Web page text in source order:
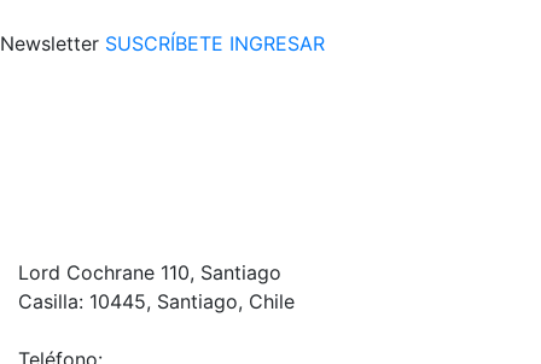
Newsletter SUSCRÍBETE INGRESAR
Lord Cochrane 110, Santiago
Casilla: 10445, Santiago, Chile
Teléfono: